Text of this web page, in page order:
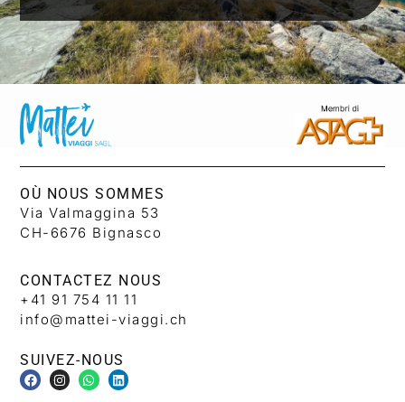
OÙ NOUS SOMMES
Via Valmaggina 53
CH-6676 Bignasco
CONTACTEZ NOUS
+41 91 754 11 11
info@mattei-viaggi.ch
SUIVEZ-NOUS